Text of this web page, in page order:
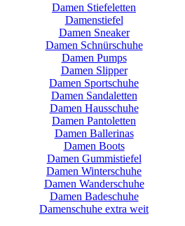
Damen Stiefeletten
Damenstiefel
Damen Sneaker
Damen Schnürschuhe
Damen Pumps
Damen Slipper
Damen Sportschuhe
Damen Sandaletten
Damen Hausschuhe
Damen Pantoletten
Damen Ballerinas
Damen Boots
Damen Gummistiefel
Damen Winterschuhe
Damen Wanderschuhe
Damen Badeschuhe
Damenschuhe extra weit